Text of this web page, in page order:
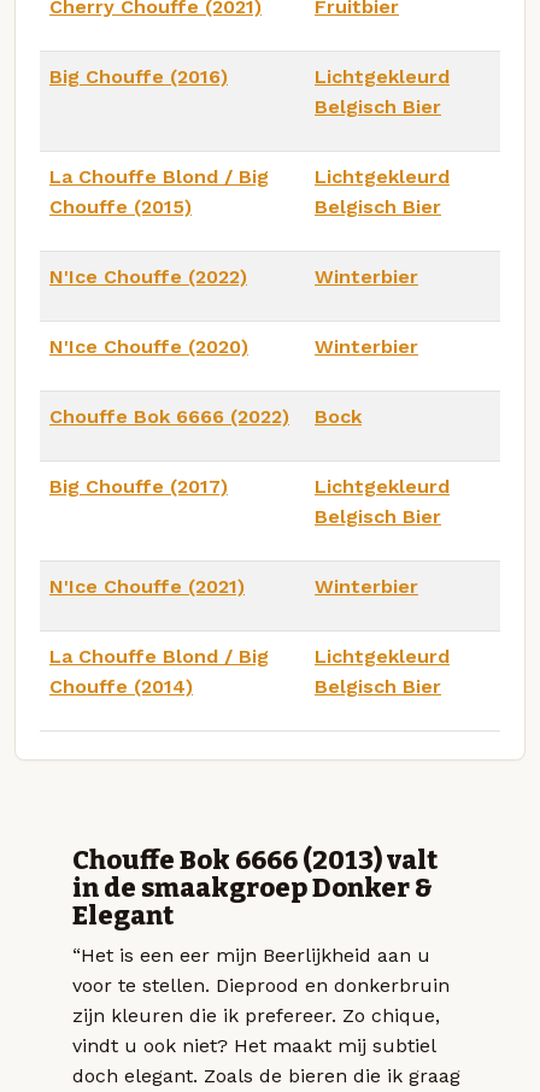
Cherry Chouffe (2021) Fruitbier
Big Chouffe (2016)
Lichtgekleurd
Belgisch Bier
La Chouffe Blond / Big
Chouffe (2015)
Lichtgekleurd
Belgisch Bier
N'Ice Chouffe (2022) Winterbier
N'Ice Chouffe (2020) Winterbier
Chouffe Bok 6666 (2022) Bock
Big Chouffe (2017)
Lichtgekleurd
Belgisch Bier
N'Ice Chouffe (2021) Winterbier
La Chouffe Blond / Big
Chouffe (2014)
Lichtgekleurd
Belgisch Bier
Chouffe Bok 6666 (2013) valt
in de smaakgroep Donker &
Elegant
“Het is een eer mijn Beerlijkheid aan u
voor te stellen. Dieprood en donkerbruin
zijn kleuren die ik prefereer. Zo chique,
vindt u ook niet? Het maakt mij subtiel
doch elegant. Zoals de bieren die ik graag